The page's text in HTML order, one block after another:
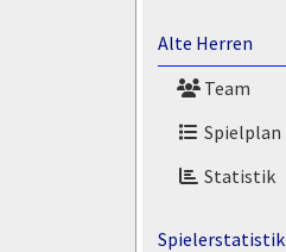
Alte Herren
Team
Spielplan
Statistik
Spielerstatistik